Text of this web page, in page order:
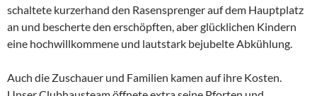
schaltete kurzerhand den Rasensprenger auf dem Hauptplatz
an und bescherte den erschöpften, aber glücklichen Kindern
eine hochwillkommene und lautstark bejubelte Abkühlung.
Auch die Zuschauer und Familien kamen auf ihre Kosten.